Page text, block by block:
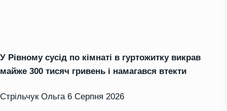
У Рівному сусід по кімнаті в гуртожитку викрав
майже 300 тисяч гривень і намагався втекти
Стрільчук Ольга 6 Серпня 2026